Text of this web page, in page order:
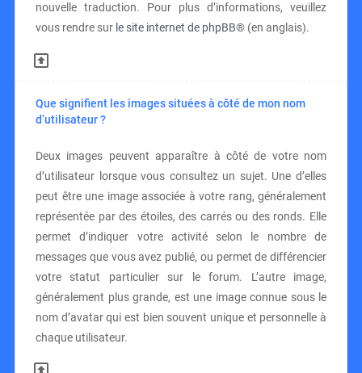
nouvelle traduction. Pour plus d’informations, veuillez
vous rendre sur le site internet de phpBB® (en anglais).
Que signifient les images situées à côté de mon nom
d’utilisateur ?
Deux images peuvent apparaître à côté de votre nom
d’utilisateur lorsque vous consultez un sujet. Une d’elles
peut être une image associée à votre rang, généralement
représentée par des étoiles, des carrés ou des ronds. Elle
permet d’indiquer votre activité selon le nombre de
messages que vous avez publié, ou permet de différencier
votre statut particulier sur le forum. L’autre image,
généralement plus grande, est une image connue sous le
nom d’avatar qui est bien souvent unique et personnelle à
chaque utilisateur.